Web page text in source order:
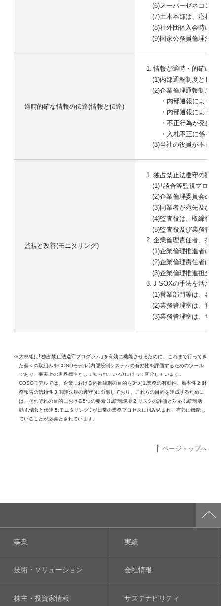
(6)スーパーゼネコンと
(7)土木本部は、応札決
(8)社外団体入会時には
(9)国家公務員倫理法の
適時的確な情報の伝達(情報と伝達)
情報が適時・的確に伝
(1)内部通報制度として
(2)企業倫理通報制度を
・ 内部通報により
・ 内部通報により
・不正行為が発生し
・ 入札不正に係る独
(3)当社の役員が不正に
監視と改善(モニタリング)
独占禁止法遵守の観点
(1)「談合等監視プログ
(2)企業倫理委員会のメ
(3)同業者が宛先及び発
(4)監査役は、取締役と
(5)監査役及び業務管理
企業倫理責任者、推進
(1)企業倫理推進者によ
(2)企業倫理責任者は企
(3)企業倫理推進担当部
J-SOXの手法を活用し
(1)営業部門等は、各業
(2)業務管理室は、営業
(3)業務管理室は、サン
※大林組は「独占禁止法遵守プログラム」を有効に機能させるために、これまで行ってき
た個々の取組みをCOSOモデル（内部統制システムの有効性を評価するためのツール
であり、事実上の世界標準として知られている）に従って区分しています。
COSOモデルでは、企業における内部統制の目的を3つ( 1.業務の有効性、効率性 2.財
務報告の信頼性 3.関連法規の遵守 )に分類しており、これらの目的を達成するために
は、それぞれの目的における5つの要素（1.統制環境 2.リスクの評価と対応 3.統制活
動 4.情報と伝達 5.モニタリング ）が日常の業務プロセスに組み込まれ、有効に機能し
ていることが必要とされています。
ページトップへ
事業 実績
技術・ソリューション 会社情報
株主・投資家情報 サステナビリティ